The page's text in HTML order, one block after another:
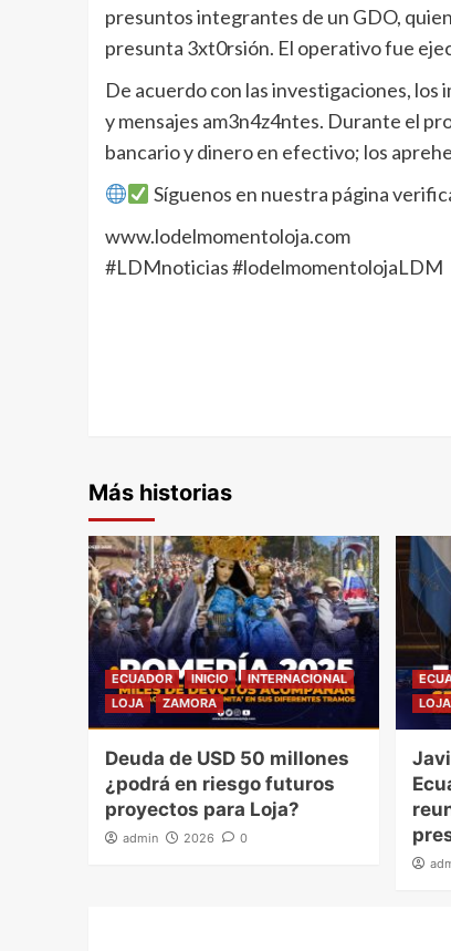
presuntos integrantes de un GDO,
presunta 3xt0rsión. El operativo fue
De acuerdo con las investigaciones, los
y mensajes am3n4z4ntes. Durante el
bancario y dinero en efectivo; los
Síguenos en nuestra página
www.lodelmomentoloja.com
#LDMnoticias #lodelmomentolojaLDM
Más historias
ECUADOR INICIO
INTERNACIONAL
LOJA
ZAMORA
Deuda de USD 50 millones
¿podrá en riesgo futuros
proyectos para Loja?
admin 2026 0
LOJA